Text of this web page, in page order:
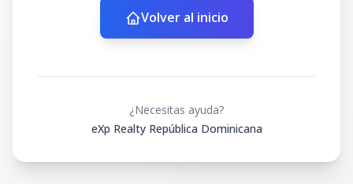
Volver al inicio
¿Necesitas ayuda?
eXp Realty República Dominicana